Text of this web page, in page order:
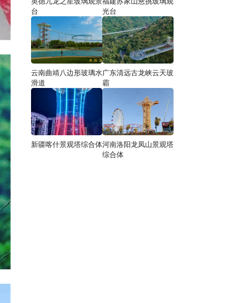
台
光台
云南曲靖八边形玻璃水
滑道
广东清远古龙峡云天玻
霸
新疆喀什景观塔综合体河南洛阳龙凤山景观塔
综合体